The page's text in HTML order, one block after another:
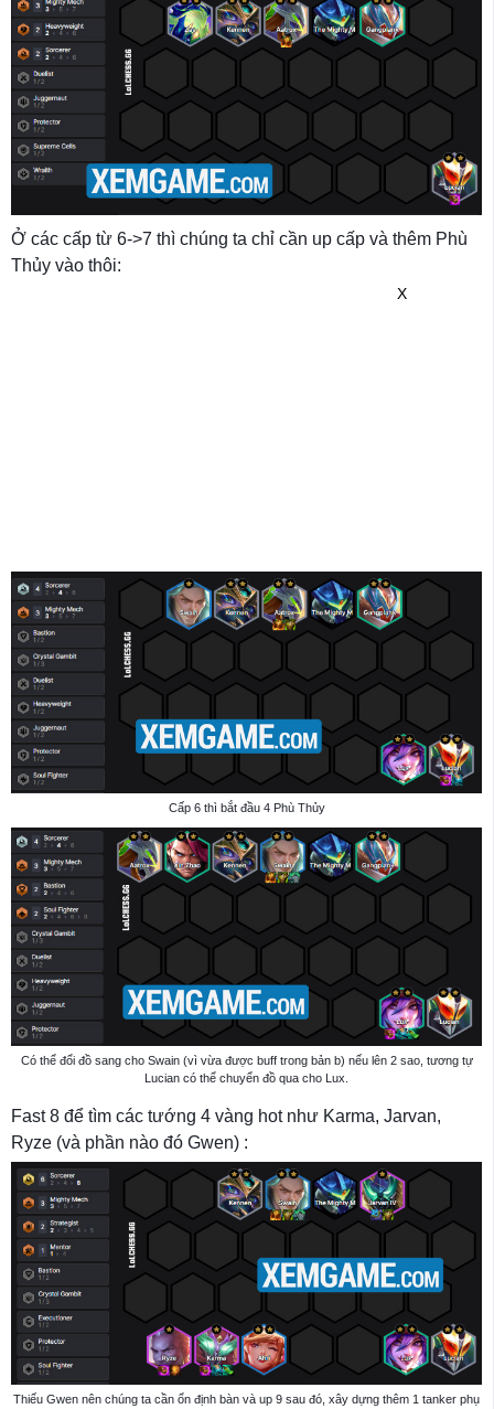
Ở các cấp từ 6->7 thì chúng ta chỉ cần up cấp và thêm Phù
Thủy vào thôi:
X
Cấp 6 thì bắt đầu 4 Phù Thủy
Có thể đổi đồ sang cho Swain (vì vừa được buff trong bản b) nếu lên 2 sao, tương tự
Lucian có thể chuyển đồ qua cho Lux.
Fast 8 để tìm các tướng 4 vàng hot như Karma, Jarvan,
Ryze (và phần nào đó Gwen) :
Thiếu Gwen nên chúng ta cần ổn định bàn và up 9 sau đó, xây dựng thêm 1 tanker phụ